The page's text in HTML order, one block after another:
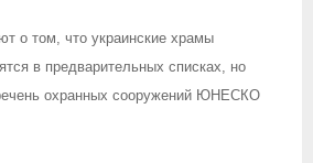
о том, что украинские храмы
в предварительных списках, но
охранных сооружений ЮНЕСКО